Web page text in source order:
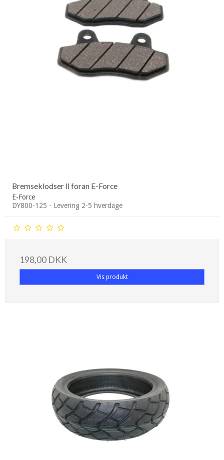
Bremseklodser ll foran E-Force
E-Force
DY800-125 - Levering 2-5 hverdage
198,00 DKK
Vis produkt